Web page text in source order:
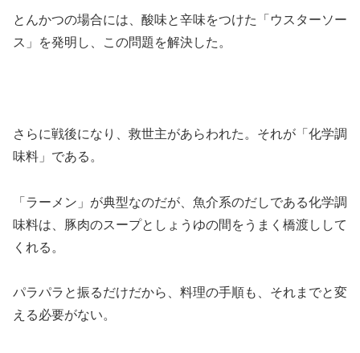
とんかつの場合には、酸味と辛味をつけた「ウスターソー
ス」を発明し、この問題を解決した。
さらに戦後になり、救世主があらわれた。それが「化学調
味料」である。
「ラーメン」が典型なのだが、魚介系のだしである化学調
味料は、豚肉のスープとしょうゆの間をうまく橋渡しして
くれる。
パラパラと振るだけだから、料理の手順も、それまでと変
える必要がない。